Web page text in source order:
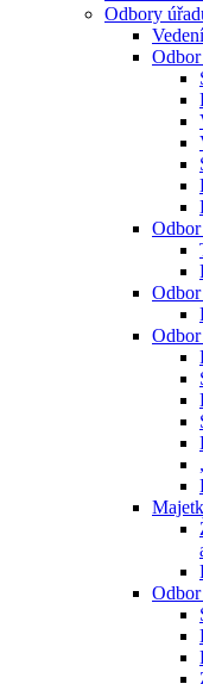
Odbory